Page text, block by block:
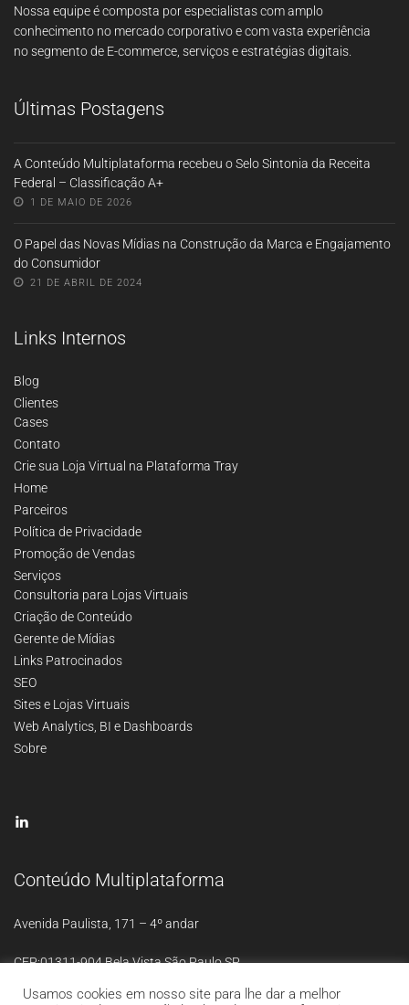
Nossa equipe é composta por especialistas com amplo
conhecimento no mercado corporativo e com vasta experiência
no segmento de E-commerce, serviços e estratégias digitais.
Últimas Postagens
A Conteúdo Multiplataforma recebeu o Selo Sintonia da Receita
Federal – Classificação A+
1 DE MAIO DE 2026
O Papel das Novas Mídias na Construção da Marca e Engajamento
do Consumidor
21 DE ABRIL DE 2024
Links Internos
Blog
Clientes
Cases
Contato
Crie sua Loja Virtual na Plataforma Tray
Home
Parceiros
Política de Privacidade
Promoção de Vendas
Serviços
Consultoria para Lojas Virtuais
Criação de Conteúdo
Gerente de Mídias
Links Patrocinados
SEO
Sites e Lojas Virtuais
Web Analytics, BI e Dashboards
Sobre
Conteúdo Multiplataforma
Avenida Paulista, 171 – 4º andar
CEP:01311-904 Bela Vista São Paulo SP
Usamos cookies em nosso site para lhe dar a melhor